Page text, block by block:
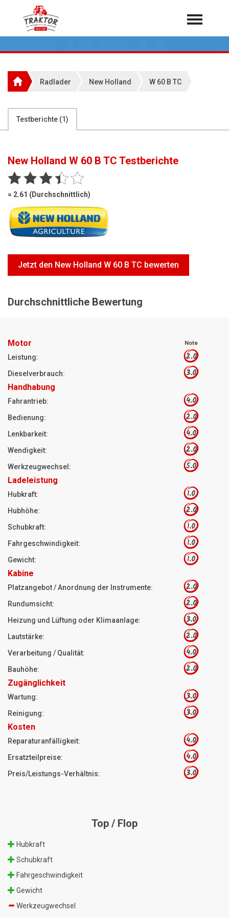
Home
Rundballenpressen
Teleskoplader
Rasentraktoren
Motorsägen
Hoflader
Über 7.000 Testberichte
Radlader New Holland W 60 B TC
Testberichte (1)
New Holland W 60 B TC Testberichte
= 2.61 (Durchschnittlich)
Jetzt den New Holland W 60 B TC bewerten
Durchschnittliche Bewertung
Motor Note
Leistung: 2.0
Dieselverbrauch: 3.0
Handhabung
Fahrantrieb: 4.0
Bedienung: 2.0
Lenkbarkeit: 4.0
Wendigkeit: 2.0
Werkzeugwechsel: 5.0
Ladeleistung
Hubkraft: 1.0
Hubhöhe: 2.0
Schubkraft: 1.0
Fahrgeschwindigkeit: 1.0
Gewicht: 1.0
Kabine
Platzangebot / Anordnung der Instrumente: 2.0
Rundumsicht: 2.0
Heizung und Lüftung oder Klimaanlage: 3.0
Lautstärke: 2.0
Verarbeitung / Qualität: 4.0
Bauhöhe: 2.0
Zugänglichkeit
Wartung: 3.0
Reinigung: 3.0
Kosten
Reparaturanfälligkeit: 4.0
Ersatzteilpreise: 4.0
Preis/Leistungs-Verhältnis: 3.0
Top / Flop
Hubkraft
Schubkraft
Fahrgeschwindigkeit
Gewicht
Werkzeugwechsel